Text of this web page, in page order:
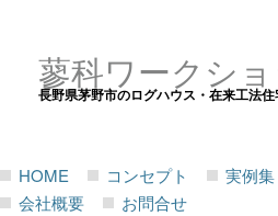
蓼科ワークシ
長野県茅野市のログハウス・在来工法
HOME コンセプト 実例集
会社概要
お問合せ